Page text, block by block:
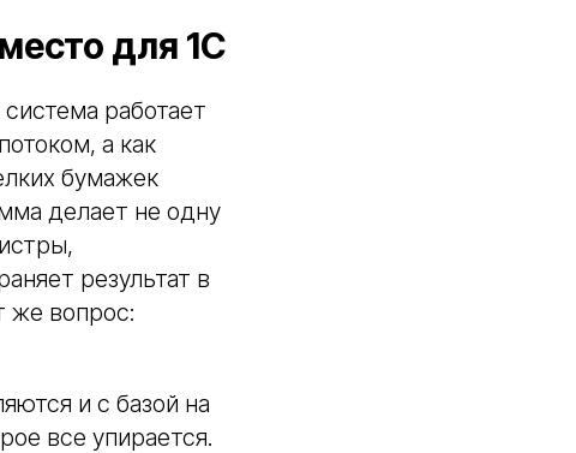
для 1С
работает
а как
бумажек
делает не одну
результат в
же вопрос:
и с базой на
все упирается.